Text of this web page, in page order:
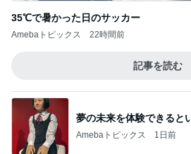
35℃で暑かった日のサッカー
Amebaトピックス 22時間前
記事を読む
夢の未来を体験できると
Amebaトピックス 1日前